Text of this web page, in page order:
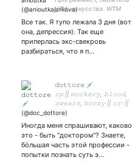
НТИ, искусства. WTM
Ambassador Kotlin GDE
Habr: Преподаватель на
курсах Otus iOS
Все так. Я тупо лежала 3 дня (вот
она, депрессия). Так еще
приперлась экс-свекровь
разбираться, что я п…
𝚍𝚘𝚝𝚝𝚘𝚛𝚎 💉
𝚛𝚙 || 𝚖𝚘𝚌𝚔𝚎𝚛𝚢, 𝚋𝚕𝚘𝚘𝚍,
𝚜𝚠𝚎𝚊𝚛𝚜, 𝚑𝚘𝚛𝚗𝚢 || 𝚌𝚛: ||
𝙻𝚎𝚝'𝚜 𝚍𝚘 𝚊 𝚕𝚒𝚝𝚝𝚕𝚎
Иногда меня спрашивают, каково
это - быть "доктором"? Знаете,
бóльшая часть этой профессии -
попытки познать суть э…